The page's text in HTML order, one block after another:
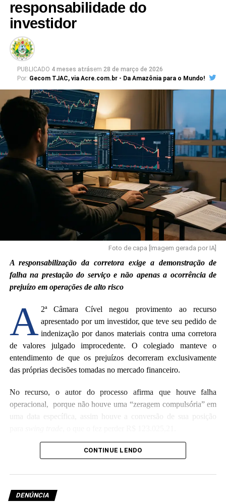
responsabilidade do
investidor
PUBLICADO 4 meses atrásem 28 de março de 2026
Por: Gecom TJAC, via Acre.com.br - Da Amazônia para o Mundo!
Foto de capa [Imagem gerada por IA]
A responsabilização da corretora exige a demonstração de
falha na prestação do serviço e não apenas a ocorrência de
prejuízo em operações de alto risco
A 2ª Câmara Cível negou provimento ao recurso
apresentado por um investidor, que teve seu pedido de
indenização por danos materiais contra uma corretora
de valores julgado improcedente. O colegiado manteve o
entendimento de que os prejuízos decorreram exclusivamente
das próprias decisões tomadas no mercado financeiro.
No recurso, o autor do processo afirma que houve falha
operacional, porque não houve uma “zeragem compulsória” em
uma data específica, assim houve a conversão de sua posição
O relator do processo, desembargador Junior Alberto, assinalou
perfil agressivo e experiência no mercado, portanto está ciente da
movimentações.
CONTINUE LENDO
DENÚNCIA